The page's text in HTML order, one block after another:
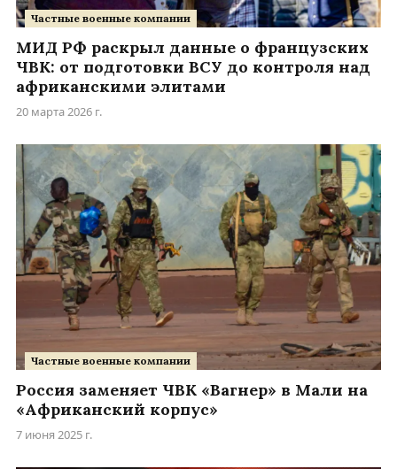
Частные военные компании
МИД РФ раскрыл данные о французских
ЧВК: от подготовки ВСУ до контроля над
африканскими элитами
20 марта 2026 г.
Частные военные компании
Россия заменяет ЧВК «Вагнер» в Мали на
«Африканский корпус»
7 июня 2025 г.